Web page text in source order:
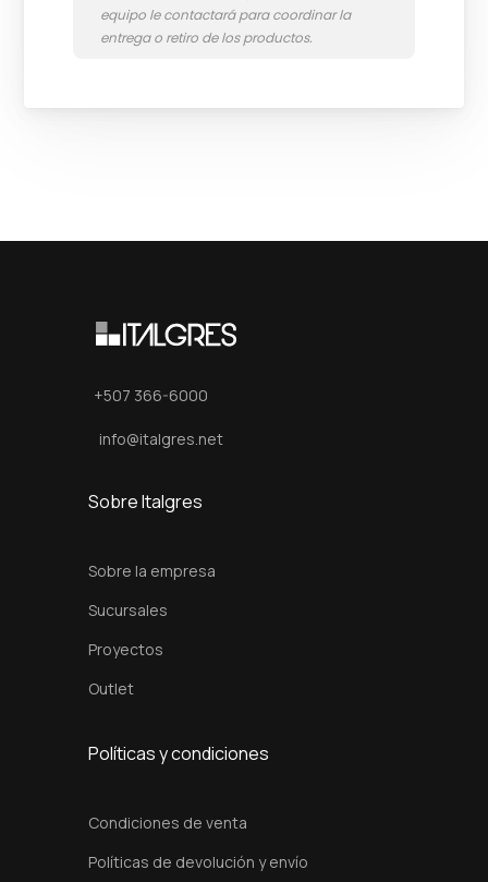
+507 366-6000
info@italgres.net
Sobre Italgres
Sobre la empresa
Sucursales
Proyectos
Outlet
Políticas y condiciones
Condiciones de venta
Políticas de devolución y envío